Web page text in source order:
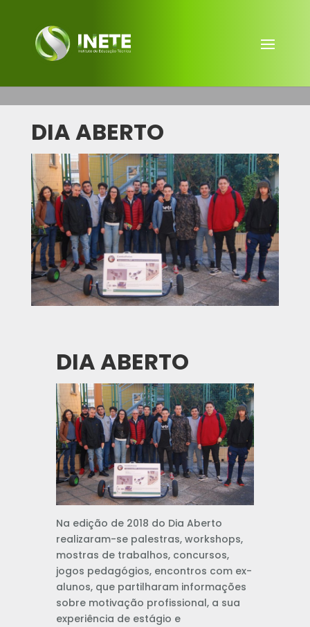
DIA ABERTO
DIA ABERTO
Na edição de 2018 do Dia Aberto
realizaram-se palestras, workshops,
mostras de trabalhos, concursos,
jogos pedagógios, encontros com ex-
alunos, que partilharam informações
sobre motivação profissional, a sua
experiência de estágio e